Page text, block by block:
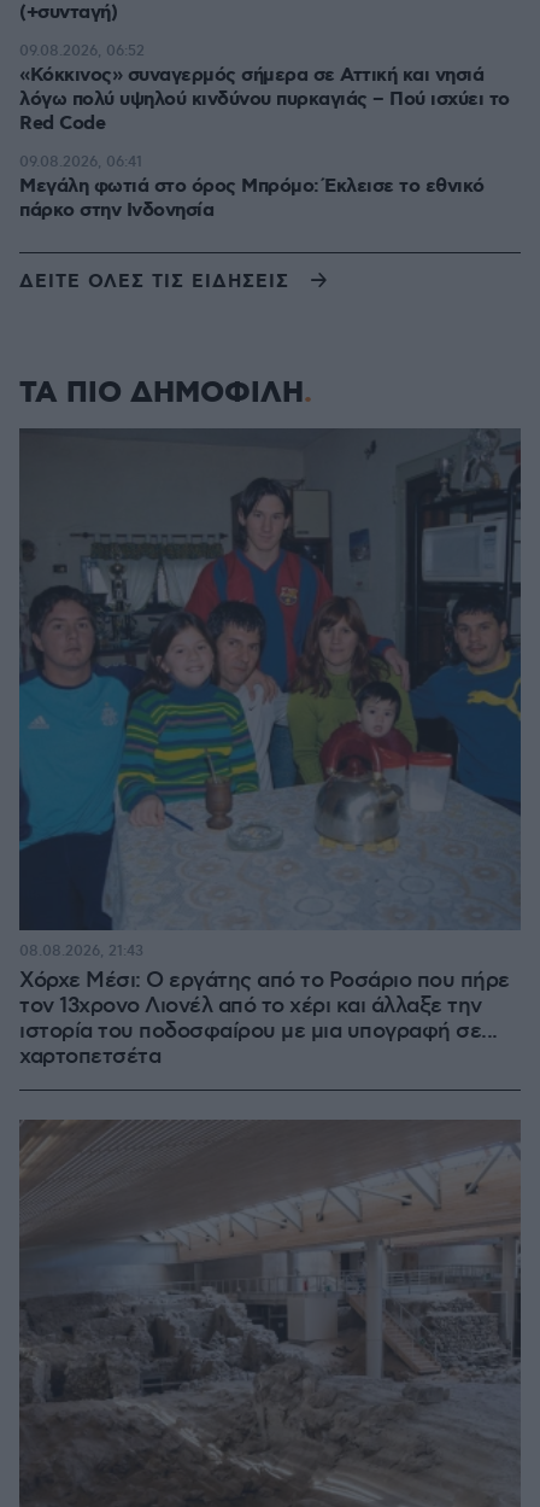
(+συνταγή)
«Κόκκινος» συναγερμός σήμερα σε Αττική και νησιά
λόγω πολύ υψηλού κινδύνου πυρκαγιάς – Πού ισχύει το
Red Code
09.08.2026, 06:52
Μεγάλη φωτιά στο όρος Μπρόμο: Έκλεισε το εθνικό
πάρκο στην Ινδονησία
09.08.2026, 06:41
ΔΕΙΤΕ ΟΛΕΣ ΤΙΣ ΕΙΔΗΣΕΙΣ
ΤΑ ΠΙΟ ΔΗΜΟΦΙΛΗ
Χόρχε Μέσι: Ο εργάτης από το Ροσάριο που πήρε
τον 13χρονο Λιονέλ από το χέρι και άλλαξε την
ιστορία του ποδοσφαίρου με μια υπογραφή σε...
χαρτοπετσέτα
08.08.2026, 21:43